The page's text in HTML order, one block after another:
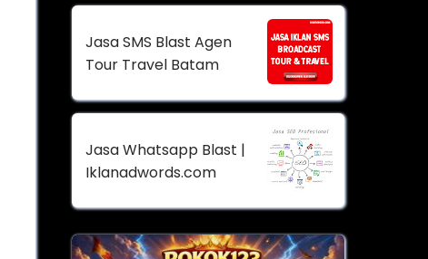
Jasa SMS Blast Agen
Tour Travel Batam
Jasa Whatsapp Blast |
Iklanadwords.com